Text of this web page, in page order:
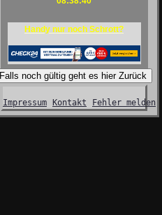
Handy nur noch Schrott?
Falls noch gültig geht es hier Zurück
Impressum Kontakt Fehler melden